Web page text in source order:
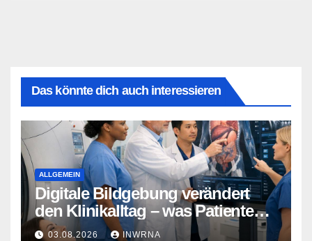
Das könnte dich auch interessieren
ALLGEMEIN
Digitale Bildgebung verändert
den Klinikalltag – was Patienten
jetzt wissen sollten
03.08.2026 INWRNA